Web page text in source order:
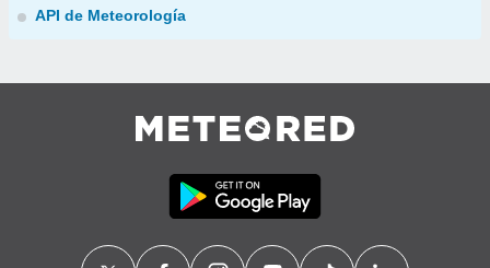
API de Meteorología